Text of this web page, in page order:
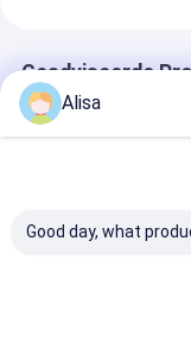
Geadviseerde
Alisa
Good day, what